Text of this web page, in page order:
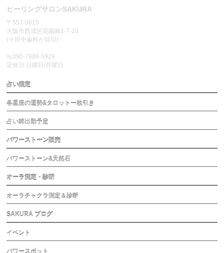
ヒーリングサロンSAKURA
〒557-0015
大阪市西成区花園南1-7-20
(※田中歯科が目印)
℡090-7888-5928
定休日 日曜日/月曜日
占い鑑定
各星座の運勢&タロット一枚引き
占い師出勤予定
パワーストーン販売
パワーストーン&天然石
オーラ測定・診断
オーラチャクラ測定＆診断
SAKURA ブログ
イベント
パワースポット